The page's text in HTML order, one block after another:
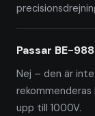
Passar BE-
Nej – den är
upp till 1000V.